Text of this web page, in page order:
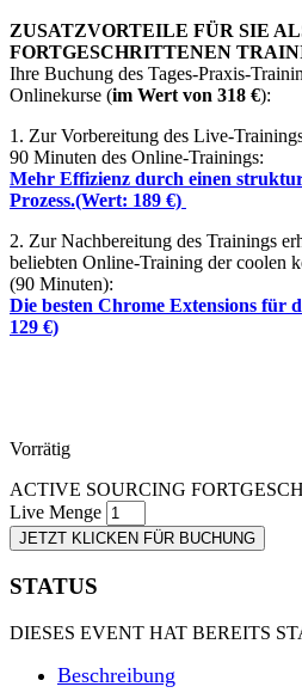
ZUSATZVORTEILE FÜR SIE
FORTGESCHRITTENEN
Ihre Buchung des Tages-Praxis-
Onlinekurse (im Wert von 318 €):
1. Zur Vorbereitung des Live-
90 Minuten des Online-Trainings:
Mehr Effizienz durch einen
Prozess.(Wert: 189 €)
2. Zur Nachbereitung des Trainings
beliebten Online-Training der coolen
(90 Minuten):
Die besten Chrome Extensions für
129 €)
Vorrätig
ACTIVE SOURCING
Live Menge
JETZT KLICKEN FÜR BUCHUNG
STATUS
DIESES EVENT HAT BEREITS
Beschreibung